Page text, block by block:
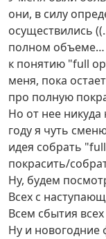
они, в силу
осуществились
полном объеме…
к понятию "full
меня, пока
про полную
Но от нее
году я чуть
идея собрать
покрасить/
Ну, будем
Всех с
Всем сбытия
Ну и новогодние